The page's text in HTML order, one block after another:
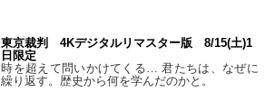
東京裁判 4Kデジタルリマスター版 8/15(土)1
日限定
時を超えて問いかけてくる… 君たちは、なぜに
繰り返す。歴史から何を学んだのかと。